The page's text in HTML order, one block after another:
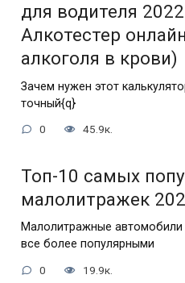
для водителя
Алкотестер
алкоголя в крови)
Зачем нужен этот
точный{q}
0 45.9к.
Топ-10 самых
малолитражек
Малолитражные автомобили
все более популярными
0 19.9к.